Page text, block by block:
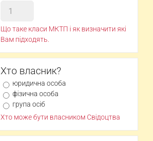
Що таке класи МКТП і як визначити які
Вам підходять.
Хто власник?
юридична особа
фізична особа
група осіб
Хто може бути власником Свідоцтва